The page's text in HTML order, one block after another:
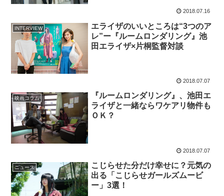
2018.07.16
INTERVIEW
エライザのいいところは“3つのア
レ”ー『ルームロンダリング』池
田エライザ×片桐監督対談
2018.07.07
映画コラム
『ルームロンダリング』、池田エ
ライザと一緒ならワケアリ物件も
ＯＫ？
2018.07.07
ニュース
こじらせた分だけ幸せに？元気の
出る「こじらせガールズムービ
ー」3選！